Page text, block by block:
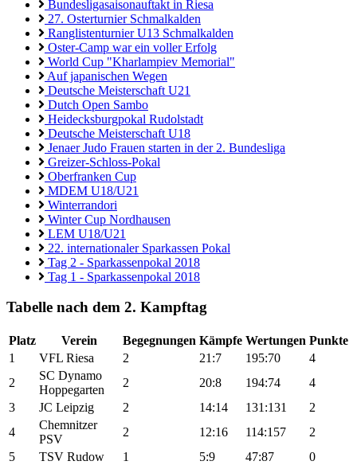
Bundesligasaisonauftakt in Riesa
27. Osterturnier Schmalkalden
Ranglistenturnier U13 Schmalkalden
Oster-Camp war ein voller Erfolg
World Cup "Kharlampiev Memorial"
Auf japanischen Wegen
Deutsche Meisterschaft U21
Dutch Open Sambo
Heidecksburgpokal Rudolstadt
Deutsche Meisterschaft U18
Jenaer Judo Frauen starten in der 2. Bundesliga
Greizer-Schloss-Pokal
Oberfranken Cup
MDEM U18/U21
Winterrandori
Winter Cup Nordhausen
LEM U18/U21
22. internationaler Sparkassen Pokal
Tag 2 - Sparkassenpokal 2018
Tag 1 - Sparkassenpokal 2018
Tabelle nach dem 2. Kampftag
Platz Verein Begegnungen Kämpfe Wertungen Punkte
1
VFL Riesa 2 21:7 195:70
4
2
SC Dynamo
Hoppegarten
2 20:8 194:74
4
3
JC Leipzig 2 14:14 131:131
2
4
Chemnitzer
PSV
2 12:16 114:157
2
5
TSV Rudow 1 5:9 47:87
0